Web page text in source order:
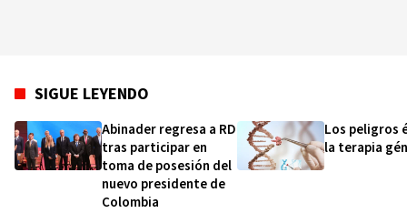
SIGUE LEYENDO
Abinader regresa a RD
tras participar en
toma de posesión del
nuevo presidente de
Colombia
Los peligros
la terapia